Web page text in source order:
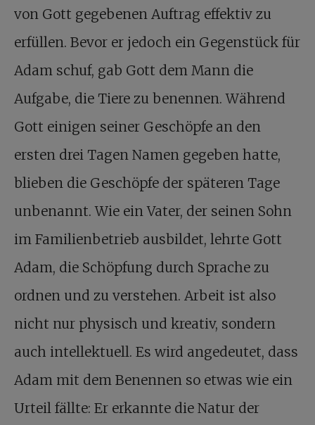
von Gott gegebenen Auftrag effektiv zu
erfüllen. Bevor er jedoch ein Gegenstück für
Adam schuf, gab Gott dem Mann die
Aufgabe, die Tiere zu benennen. Während
Gott einigen seiner Geschöpfe an den
ersten drei Tagen Namen gegeben hatte,
blieben die Geschöpfe der späteren Tage
unbenannt. Wie ein Vater, der seinen Sohn
im Familienbetrieb ausbildet, lehrte Gott
Adam, die Schöpfung durch Sprache zu
ordnen und zu verstehen. Arbeit ist also
nicht nur physisch und kreativ, sondern
auch intellektuell. Es wird angedeutet, dass
Adam mit dem Benennen so etwas wie ein
Urteil fällte: Er erkannte die Natur der